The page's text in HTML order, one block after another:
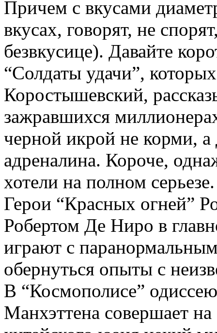
Причем с вкусами
вкусах, говорят, не
безвкусице). Давайте
“Солдаты удачи”,
Коростышевский,
зажравшихся
черной икрой не корми,
адреналина. Короче,
хотели на полном серьезе.
Герои “Красных огней”
Робертом Де Ниро в
играют с
обернуться опыты с
В “Космополисе”
Манхэттена совершает